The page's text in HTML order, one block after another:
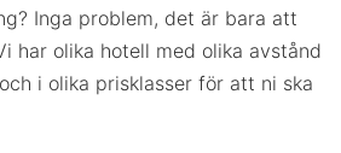
Inga problem, det är bara att
har olika hotell med olika avstånd
i olika prisklasser för att ni ska